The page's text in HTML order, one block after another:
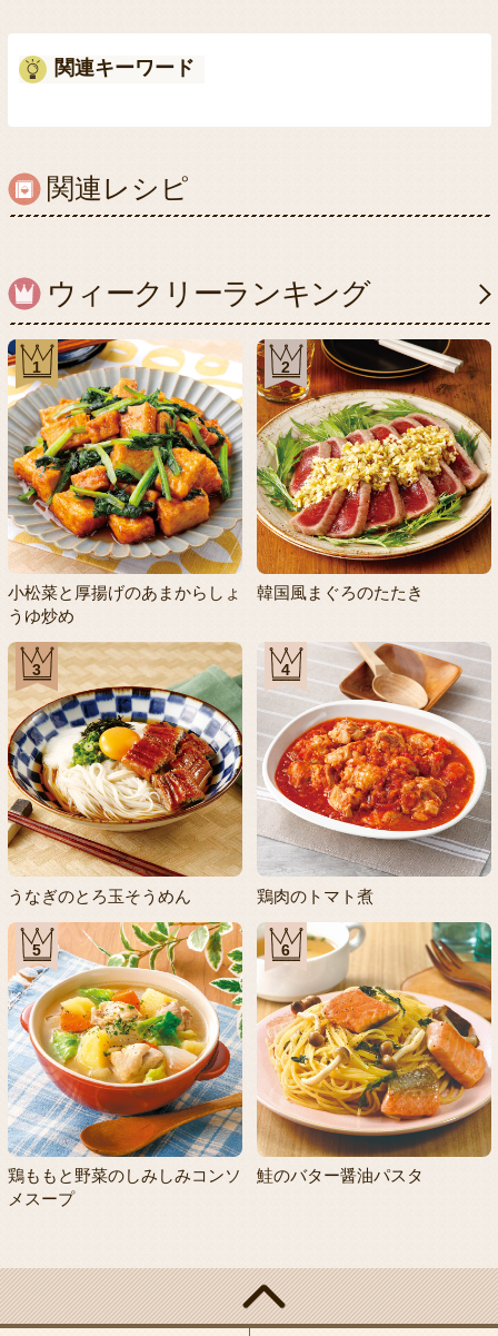
関連キーワード
関連レシピ
ウィークリーランキング
1
小松菜と厚揚げのあまからしょ
うゆ炒め
2
韓国風まぐろのたたき
3
うなぎのとろ玉そうめん
4
鶏肉のトマト煮
5
鶏ももと野菜のしみしみコンソ
メスープ
6
鮭のバター醤油パスタ